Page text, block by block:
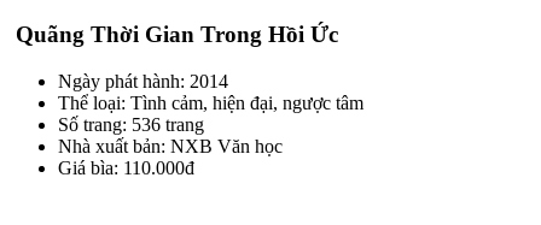
Quãng Thời Gian Trong Hồi Ức
Ngày phát hành: 2014
Thể loại: Tình cảm, hiện đại, ngược tâm
Số trang: 536 trang
Nhà xuất bản: NXB Văn học
Giá bìa: 110.000đ